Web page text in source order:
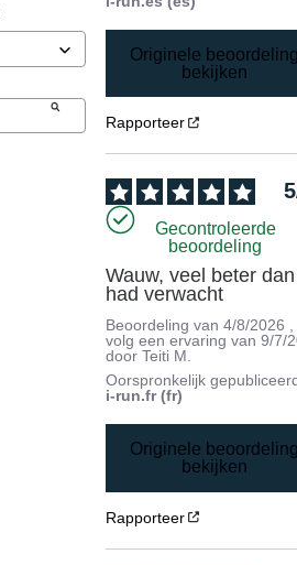
Originele
bekijken
Rapporteer
5
Gecontroleerde
beoordeling
Wauw, veel beter
had verwacht
Beoordeling van4/8/2026 ,
volg een ervaring van9/7/
doorTeiti M.
Oorspronkelijk
i-run.fr (fr)
Originele
bekijken
Rapporteer